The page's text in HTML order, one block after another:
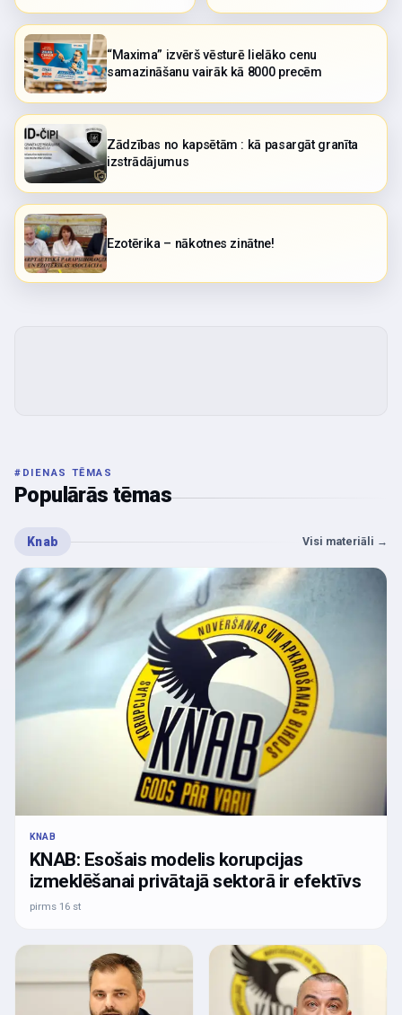
“Maxima” izvērš vēsturē lielāko cenu
samazināšanu vairāk kā 8000 precēm
Zādzības no kapsētām : kā pasargāt granīta
izstrādājumus
Ezotērika – nākotnes zinātne!
# DIENAS TĒMAS
Populārās tēmas
Knab Visi materiāli →
KNAB
KNAB: Esošais modelis korupcijas
izmeklēšanai privātajā sektorā ir efektīvs
pirms 16 st